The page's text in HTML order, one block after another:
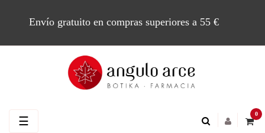
Envío gratuito en compras superiores a 55 €
0
Navegación
☰